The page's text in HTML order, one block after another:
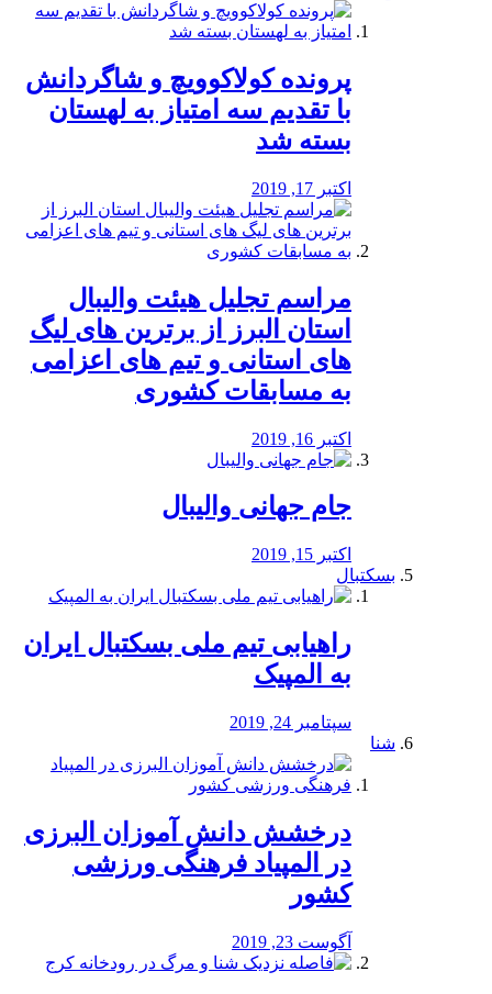
پرونده کولاکوویچ و شاگردانش
با تقدیم سه امتیاز به لهستان
بسته شد
اکتبر 17, 2019
مراسم تجلیل هیئت والیبال
استان البرز از برترین های لیگ
های استانی و تیم های اعزامی
به مسابقات کشوری
اکتبر 16, 2019
جام جهانی والیبال
اکتبر 15, 2019
بسکتبال
راهیابی تیم ملی بسکتبال ایران
به المپیک
سپتامبر 24, 2019
شنا
درخشش دانش آموزان البرزی
در المپیاد فرهنگی ورزشی
کشور
آگوست 23, 2019